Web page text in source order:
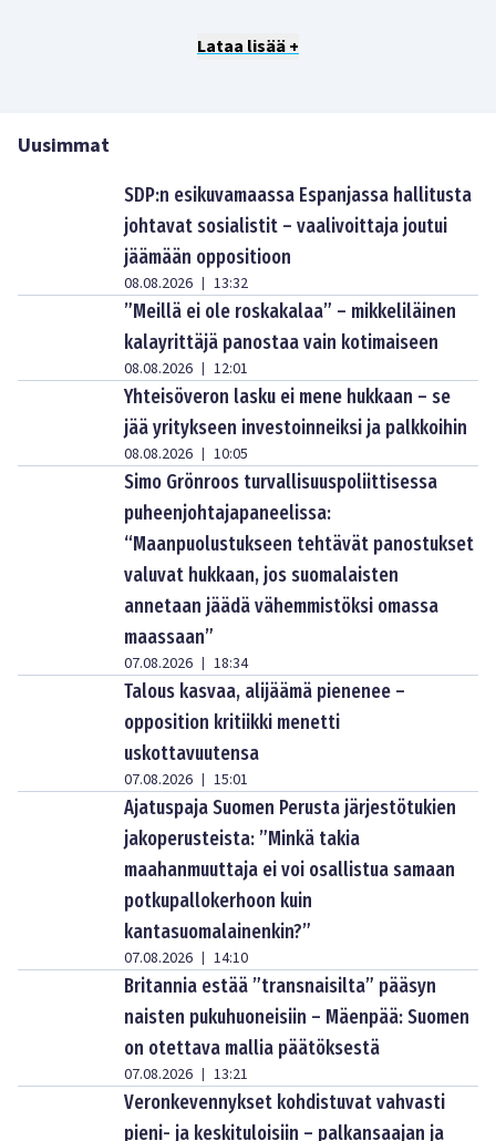
Lataa lisää +
Uusimmat
SDP:n esikuvamaassa Espanjassa hallitusta
johtavat sosialistit – vaalivoittaja joutui
jäämään oppositioon
08.08.2026 | 13:32
”Meillä ei ole roskakalaa” – mikkeliläinen
kalayrittäjä panostaa vain kotimaiseen
08.08.2026 | 12:01
Yhteisöveron lasku ei mene hukkaan – se
jää yritykseen investoinneiksi ja palkkoihin
08.08.2026 | 10:05
Simo Grönroos turvallisuuspoliittisessa
puheenjohtajapaneelissa:
“Maanpuolustukseen tehtävät panostukset
valuvat hukkaan, jos suomalaisten
annetaan jäädä vähemmistöksi omassa
maassaan”
07.08.2026 | 18:34
Talous kasvaa, alijäämä pienenee –
opposition kritiikki menetti
uskottavuutensa
07.08.2026 | 15:01
Ajatuspaja Suomen Perusta järjestötukien
jakoperusteista: ”Minkä takia
maahanmuuttaja ei voi osallistua samaan
potkupallokerhoon kuin
kantasuomalainenkin?”
07.08.2026 | 14:10
Britannia estää ”transnaisilta” pääsyn
naisten pukuhuoneisiin – Mäenpää: Suomen
on otettava mallia päätöksestä
07.08.2026 | 13:21
Veronkevennykset kohdistuvat vahvasti
pieni- ja keskituloisiin – palkansaajan ja